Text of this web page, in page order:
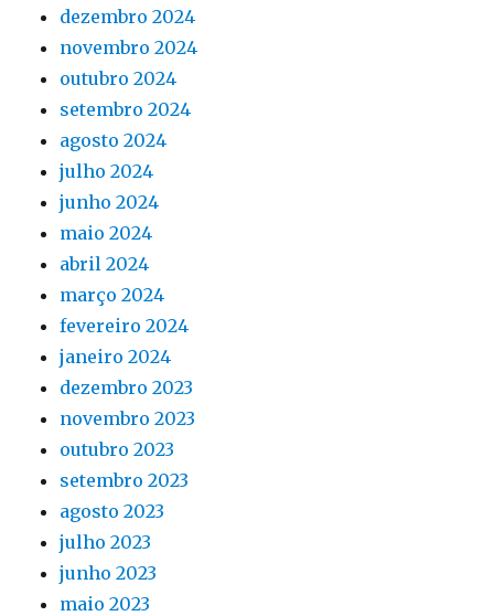
dezembro 2024
novembro 2024
outubro 2024
setembro 2024
agosto 2024
julho 2024
junho 2024
maio 2024
abril 2024
março 2024
fevereiro 2024
janeiro 2024
dezembro 2023
novembro 2023
outubro 2023
setembro 2023
agosto 2023
julho 2023
junho 2023
maio 2023